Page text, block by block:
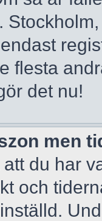
flesta
det nu!
men
du har
och